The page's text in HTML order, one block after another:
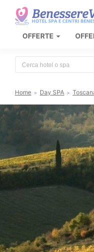
OFFERTE
Home Day SPA